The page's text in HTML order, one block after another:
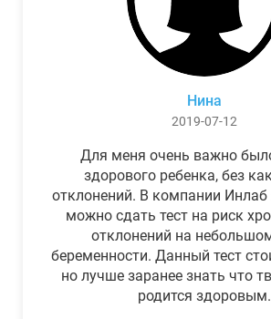
Нина
2019-07-12
Для меня очень важно
здорового ребенка, без
отклонений. В компании Инлаб
можно сдать тест на риск
отклонений на
беременности. Данный тест
но лучше заранее знать что
родится здоровым.